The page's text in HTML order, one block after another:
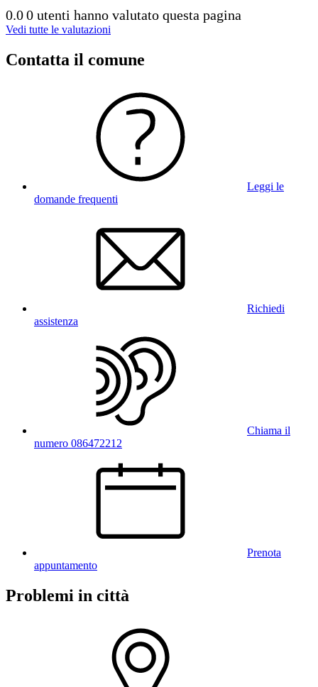
0.00 utenti hanno valutato questa pagina
Vedi tutte le valutazioni
Contatta il comune
Leggi le
domande frequenti
Richiedi
assistenza
Chiama il
numero 086472212
Prenota
appuntamento
Problemi in città